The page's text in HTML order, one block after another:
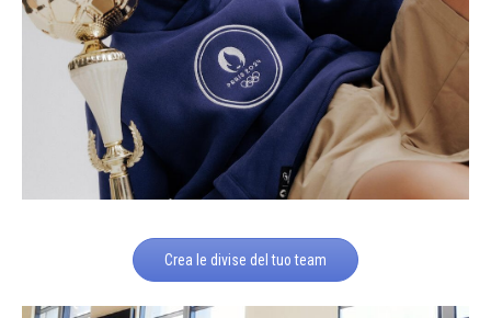
Crea le divise del tuo team